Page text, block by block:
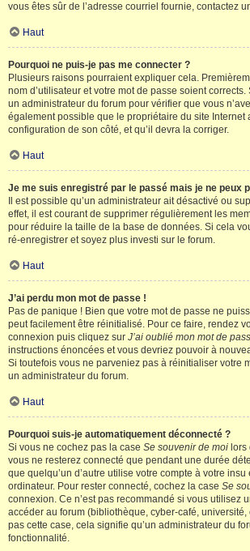
vous êtes sûr de l’adresse courriel fournie, contactez
Haut
Pourquoi ne puis-je pas me connecter ?
Plusieurs raisons pourraient expliquer cela.
nom d’utilisateur et votre mot de passe soient corrects.
un administrateur du forum pour vérifier que vous
également possible que le propriétaire du site Internet
configuration de son côté, et qu’il devra la corriger.
Haut
Je me suis enregistré par le passé mais je ne peux
Il est possible qu’un administrateur ait désactivé ou
effet, il est courant de supprimer régulièrement les
pour réduire la taille de la base de données. Si cela
ré-enregistrer et soyez plus investi sur le forum.
Haut
J’ai perdu mon mot de passe !
Pas de panique ! Bien que votre mot de passe ne
peut facilement être réinitialisé. Pour ce faire, rendez
connexion puis cliquez sur J’ai oublié mon mot de
instructions énoncées et vous devriez pouvoir à
Si toutefois vous ne parveniez pas à réinitialiser votre
un administrateur du forum.
Haut
Pourquoi suis-je automatiquement déconnecté ?
Si vous ne cochez pas la case Se souvenir de moi
vous ne resterez connecté que pendant une durée
que quelqu’un d’autre utilise votre compte à votre
ordinateur. Pour rester connecté, cochez la case Se
connexion. Ce n’est pas recommandé si vous utilisez
accéder au forum (bibliothèque, cyber-café, université,
pas cette case, cela signifie qu’un administrateur du
fonctionnalité.